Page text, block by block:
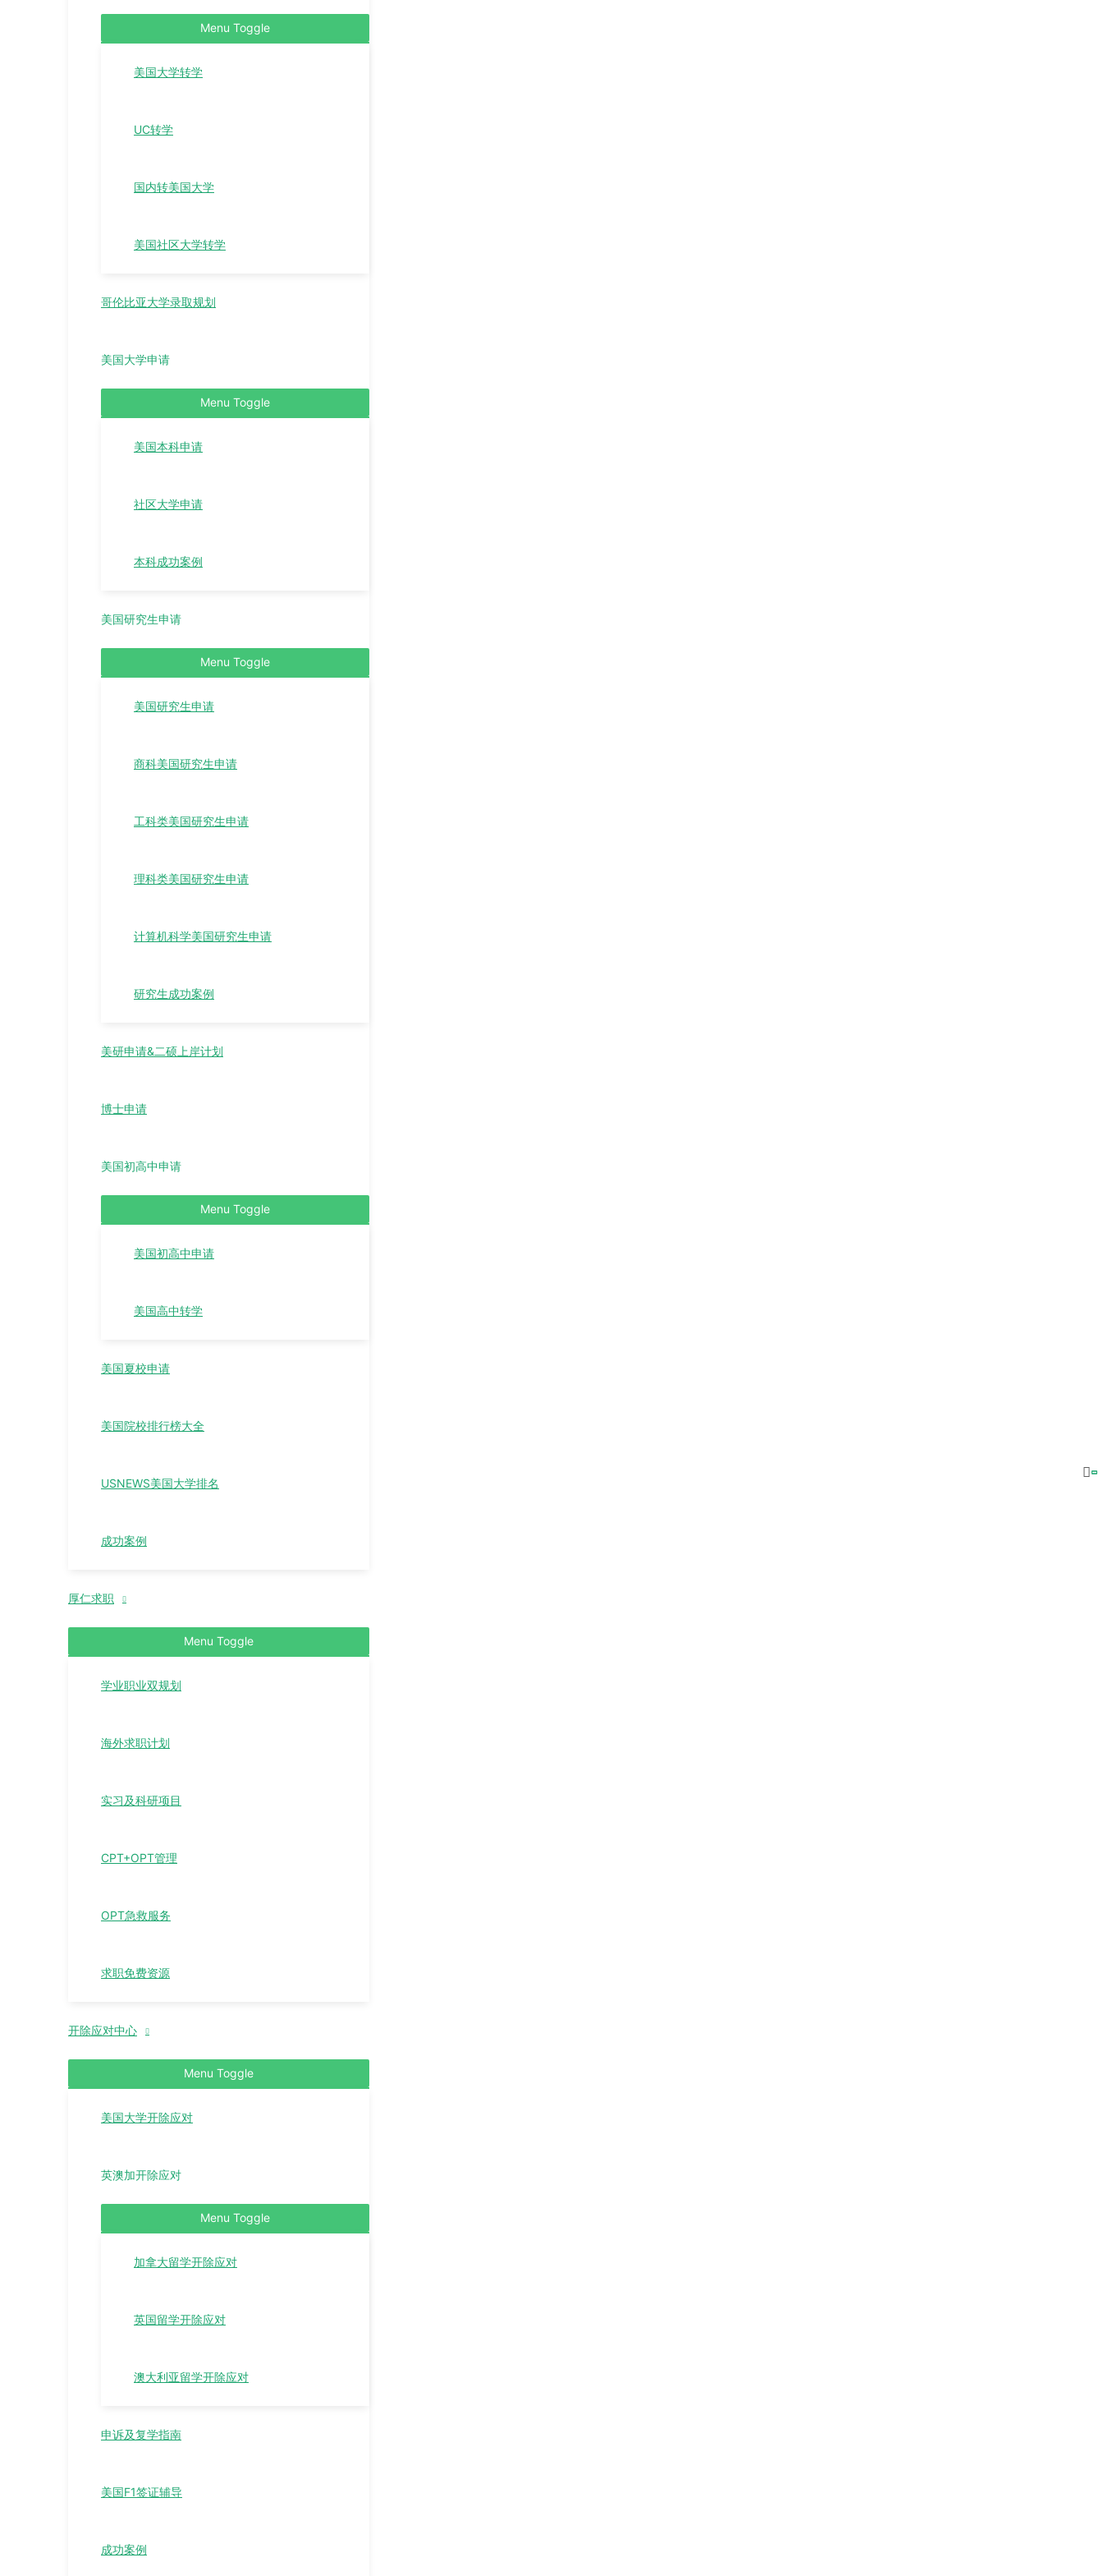
Menu Toggle
美国大学转学
UC转学
国内转美国大学
美国社区大学转学
哥伦比亚大学录取规划
美国大学申请
Menu Toggle
美国本科申请
社区大学申请
本科成功案例
美国研究生申请
Menu Toggle
美国研究生申请
商科美国研究生申请
工科类美国研究生申请
理科类美国研究生申请
计算机科学美国研究生申请
研究生成功案例
美研申请&二硕上岸计划
博士申请
美国初高中申请
Menu Toggle
美国初高中申请
美国高中转学
美国夏校申请
美国院校排行榜大全
USNEWS美国大学排名
成功案例
厚仁求职
Menu Toggle
学业职业双规划
海外求职计划
实习及科研项目
CPT+OPT管理
OPT急救服务
求职免费资源
开除应对中心
Menu Toggle
美国大学开除应对
英澳加开除应对
Menu Toggle
加拿大留学开除应对
英国留学开除应对
澳大利亚留学开除应对
申诉及复学指南
美国F1签证辅导
成功案例